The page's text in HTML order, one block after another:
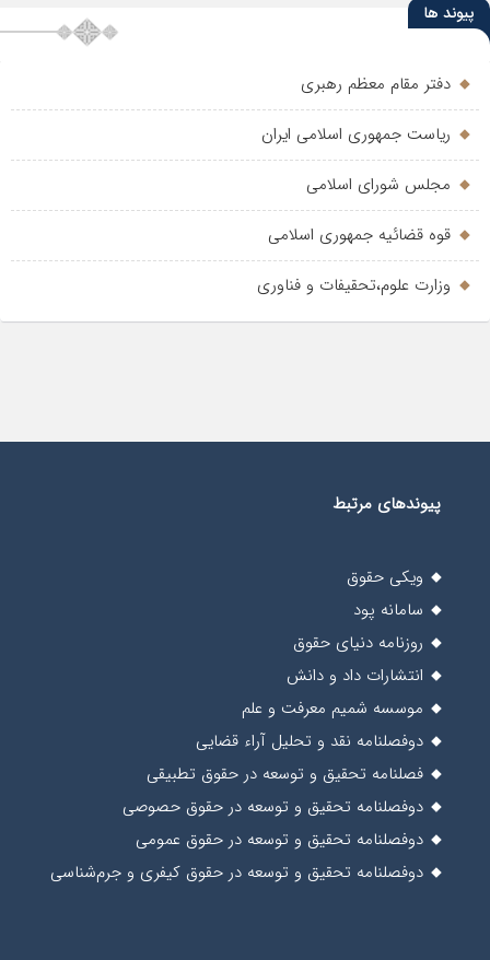
پیوند ها
دفتر مقام معظم رهبری
ریاست جمهوری اسلامی ایران
مجلس شورای اسلامی
قوه قضائیه جمهوری اسلامی
وزارت علوم،تحقیفات و فناوری
پیوندهای مرتبط
ویکی حقوق
سامانه پود
روزنامه دنیای حقوق
انتشارات داد و دانش
موسسه شمیم معرفت و علم
دوفصلنامه نقد و تحلیل آراء قضایی
فصلنامه تحقیق و توسعه در حقوق تطبیقی
دوفصلنامه تحقیق و توسعه در حقوق حصوصی
دوفصلنامه تحقیق و توسعه در حقوق عمومی
دوفصلنامه تحقیق و توسعه در حقوق کیفری و جرم‌شناسی